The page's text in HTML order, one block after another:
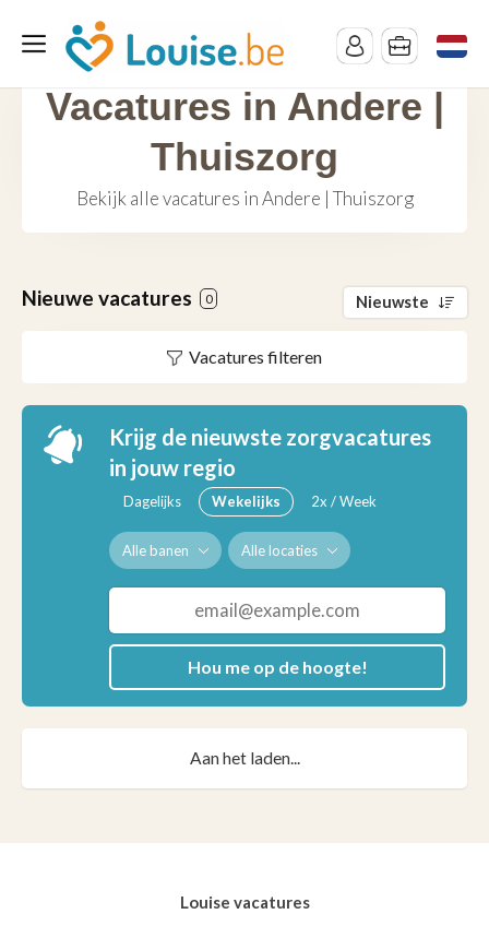
Vacatures in Andere |
Thuiszorg
Bekijk alle vacatures in Andere | Thuiszorg
Nieuwe vacatures 0 Nieuwste
Vacatures filteren
Krijg de nieuwste zorgvacatures
in jouw regio
Dagelijks Wekelijks 2x / Week
Alle banen Alle locaties
Hou me op de hoogte!
Aan het laden...
Louise vacatures